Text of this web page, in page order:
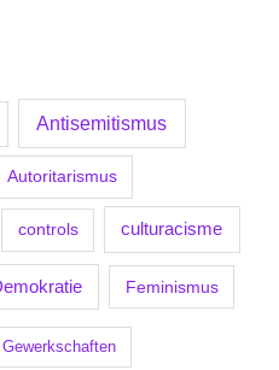
Antisemitismus
Autoritarismus
controls culturacisme
Feminismus
Gewerkschaften